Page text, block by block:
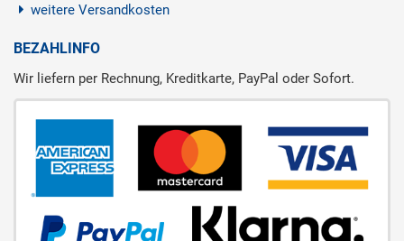
weitere Versandkosten
BEZAHLINFO
Wir liefern per Rechnung, Kreditkarte, PayPal oder Sofort.